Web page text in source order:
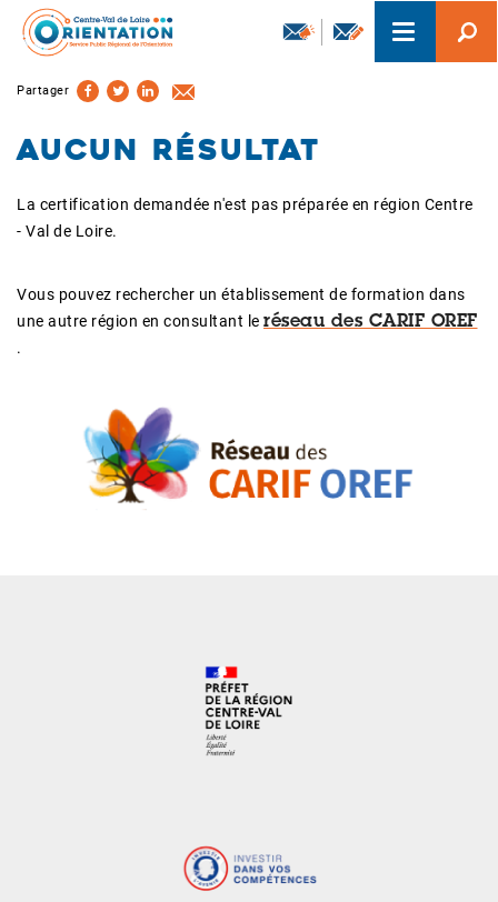
Aller
contenu
principal
Toggle
navigation
Partager
Aucun résultat
La certification demandée n'est pas préparée en région Centre
- Val de Loire.
Vous pouvez rechercher un établissement de formation dans
une autre région en consultant le réseau des CARIF OREF
.